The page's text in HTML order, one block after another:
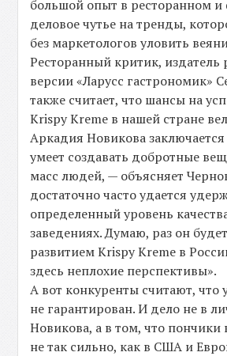
большой опыт в ресторанном и
деловое чутье на тренды,
без маркетологов уловить
Ресторанный критик, издатель
версии «Ларусс гастрономик»
также считает, что шансы на
Krispy Kreme в нашей стране
Аркадия Новикова
умеет создавать добротные
масс людей, — объясняет
достаточно часто удается
определенный уровень
заведениях. Думаю, раз он
развитием Krispy Kreme в
здесь неплохие перспективы».
А вот конкуренты считают, что
не гарантирован. И дело не в
Новикова, а в том, что пончики
не так сильно, как в США и